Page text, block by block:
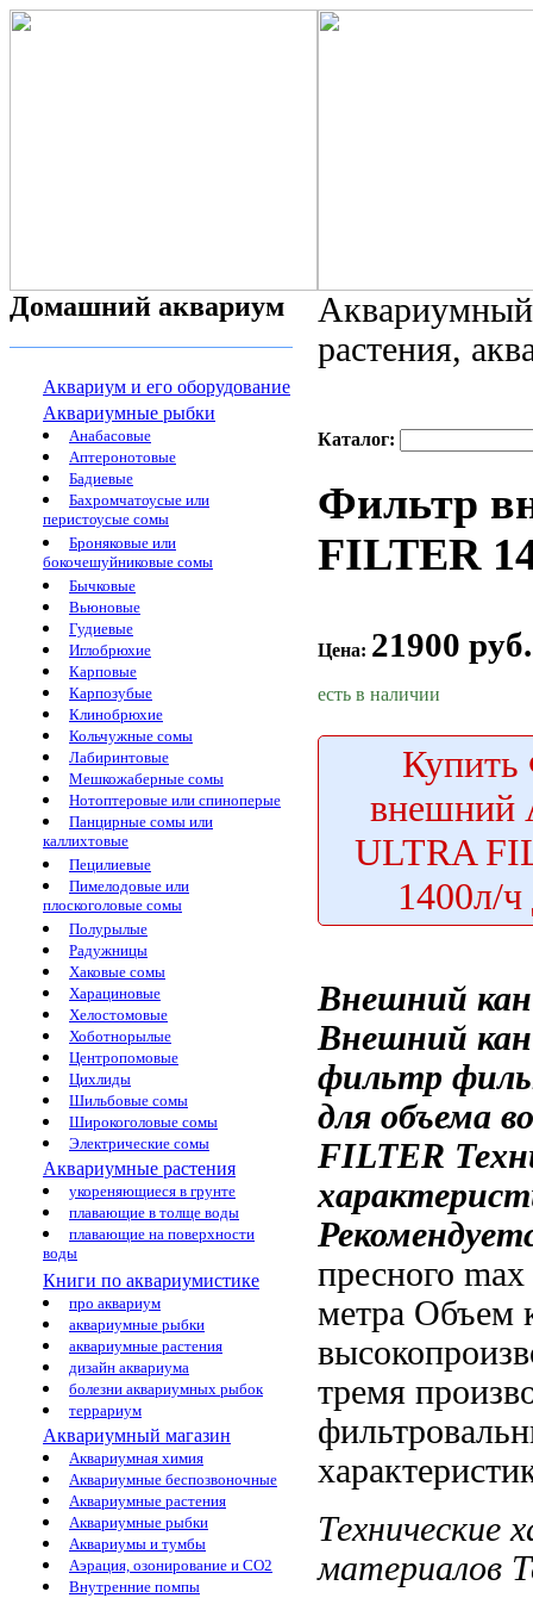
Домашний аквариум
Аквариум и его оборудование
Аквариумные рыбки
Анабасовые
Аптеронотовые
Бадиевые
Бахромчатоусые или
перистоусые сомы
Броняковые или
бокочешуйниковые сомы
Бычковые
Вьюновые
Гудиевые
Иглобрюхие
Карповые
Карпозубые
Клинобрюхие
Кольчужные сомы
Лабиринтовые
Мешкожаберные сомы
Нотоптеровые или спиноперые
Панцирные сомы или
каллихтовые
Пецилиевые
Пимелодовые или
плоскоголовые сомы
Полурылые
Радужницы
Хаковые сомы
Харациновые
Хелостомовые
Хоботнорылые
Центропомовые
Цихлиды
Шильбовые сомы
Широкоголовые сомы
Электрические сомы
Аквариумные растения
укореняющиеся в грунте
плавающие в толще воды
плавающие на поверхности
воды
Книги по аквариумистике
про аквариум
аквариумные рыбки
аквариумные растения
дизайн аквариума
болезни аквариумных рыбок
террариум
Аквариумный магазин
Аквариумная химия
Аквариумные беспозвоночные
Аквариумные растения
Аквариумные рыбки
Аквариумы и тумбы
Аэрация, озонирование и CO2
Внутренние помпы
растения,
Каталог:
Фильтр
FILTER
Цена: 21900 руб.
есть в наличии
Купить
внешний
ULTRA
1400л/
Внешний
Внешний
фильтр
для объема
FILTER
пресного max
метра Объем
тремя
Технические
материалов